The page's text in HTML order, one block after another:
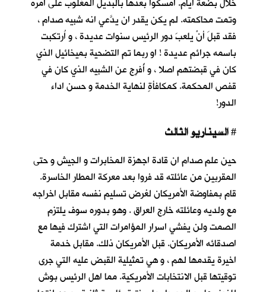
وتمت محاكمته. لم يكن يقدر ان يدَّعي انه شبيه صدام ،
فقد قبلَ أنْ يلعبَ دور الرئيس سنوات عديدة ، و اُرتكبت
باسمه جرائم عديدة ! او ربما تم التضحية بميخائيل الذي
كان في قبضتهم اصلا ، و أُفرِج عن الشبيه الذي كان في
قفص المحكمة. كمكافأةٍ لنهاية الخدمة و حسن اداء
الدور!
#
حين علم صدام ان قادة اجهزة المخابرات و الجيش و حتى
المقربين من عائلته قد فروا بعد معركة المطار الخاسرة.
قام بمفاوضة الأمريكان لغرض تسليم نفسه مقابل اخراجه
مع ولديه وعائلته خارج العراق . وهو بدوره سوف يلتزم
الصمت ولن يفشي اسرار المؤامرات التي اشترك فيها مع
اصدقائه الأمريكان. قبل الأمريكان ذلك. مقابل خدمة
اخيرة يقدمها لهم ، و هي تمثيلية القبض عليه التي جرى
توقيتها قبل الانتخابات الأمريكية. مما اهل الرئيس بوش